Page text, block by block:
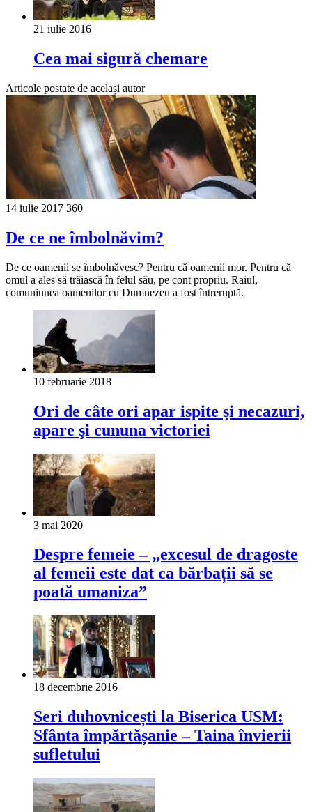
21 iulie 2016
Cea mai sigură chemare
Articole postate de același autor
14 iulie 2017 360
De ce ne îmbolnăvim?
De ce oamenii se îmbolnăvesc? Pentru că oamenii mor. Pentru că
omul a ales să trăiască în felul său, pe cont propriu. Raiul,
comuniunea oamenilor cu Dumnezeu a fost întreruptă.
10 februarie 2018
Ori de câte ori apar ispite şi necazuri,
apare şi cununa victoriei
3 mai 2020
Despre femeie – „excesul de dragoste
al femeii este dat ca bărbații să se
poată umaniza”
18 decembrie 2016
Seri duhovnicești la Biserica USM:
Sfânta împărtășanie – Taina învierii
sufletului